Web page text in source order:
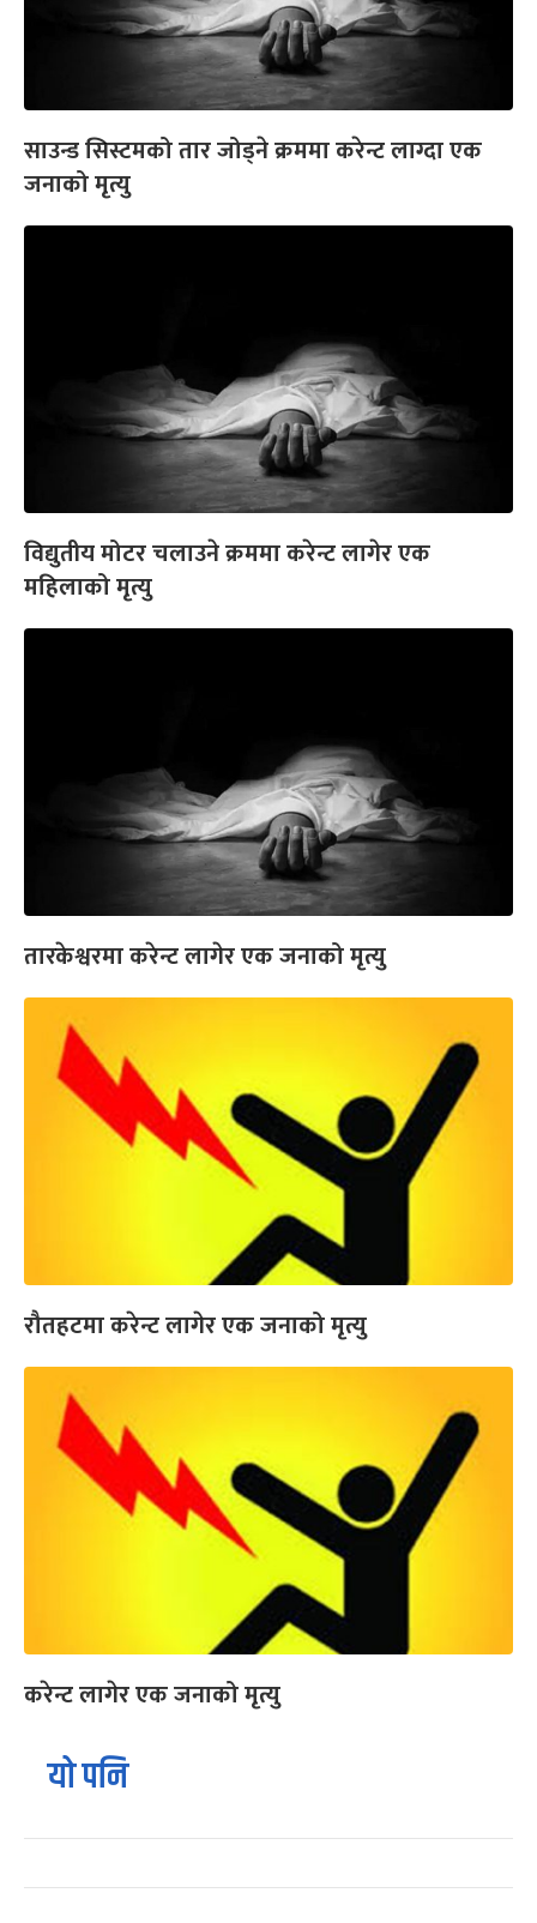
साउन्ड सिस्टमको तार जोड्ने क्रममा करेन्ट लाग्दा एक
जनाको मृत्यु
विद्युतीय मोटर चलाउने क्रममा करेन्ट लागेर एक
महिलाको मृत्यु
तारकेश्वरमा करेन्ट लागेर एक जनाको मृत्यु
रौतहटमा करेन्ट लागेर एक जनाको मृत्यु
करेन्ट लागेर एक जनाको मृत्यु
यो पनि